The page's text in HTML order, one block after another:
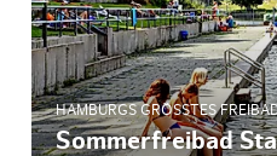
HAMBURGS GRÖSSTES
Sommerfreibad